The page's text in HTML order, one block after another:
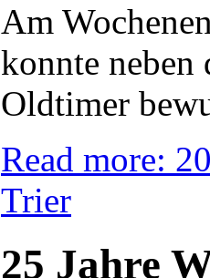
Am
konnte neben
Oldtimer
Read more:
Trier
25 Jahre